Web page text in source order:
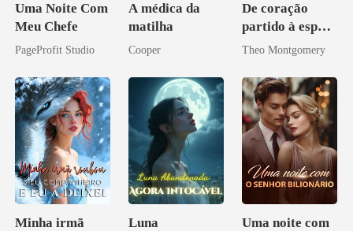
Uma Noite Com
Meu Chefe
PageProfit Studio
A médica da
matilha
Cooper
De coração
partido à esposa
de um bilionário
Theo Montgomery
Minha irmã
Luna
Uma noite com